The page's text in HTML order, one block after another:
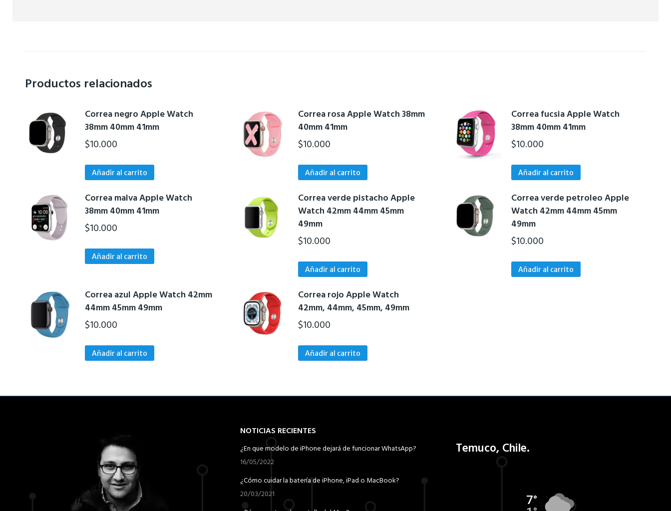
Productos relacionados
Correa negro Apple Watch
38mm 40mm 41mm
$10.000
Añadir al carrito
Correa rosa Apple Watch 38mm
40mm 41mm
$10.000
Añadir al carrito
Correa fucsia Apple Watch
38mm 40mm 41mm
$10.000
Añadir al carrito
Correa malva Apple Watch
38mm 40mm 41mm
$10.000
Añadir al carrito
Correa verde pistacho Apple
Watch 42mm 44mm 45mm
49mm
$10.000
Añadir al carrito
Correa verde petroleo Apple
Watch 42mm 44mm 45mm
49mm
$10.000
Añadir al carrito
Correa azul Apple Watch 42mm
44mm 45mm 49mm
$10.000
Añadir al carrito
Correa rojo Apple Watch
42mm, 44mm, 45mm, 49mm
$10.000
Añadir al carrito
NOTICIAS RECIENTES
¿En que modelo de iPhone dejará de funcionar WhatsApp?
16/05/2022
¿Cómo cuidar la batería de iPhone, iPad o MacBook?
20/03/2021
Temuco, Chile.